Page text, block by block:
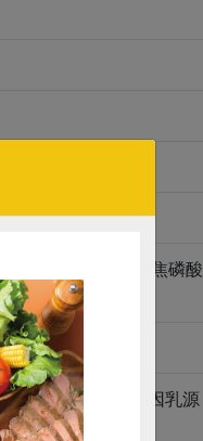
(玉米澱粉、酸性焦磷酸
氫化油脂，風味會因乳源